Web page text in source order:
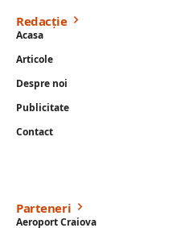
Redacție
Acasa
Articole
Despre noi
Publicitate
Contact
Parteneri
Aeroport Craiova